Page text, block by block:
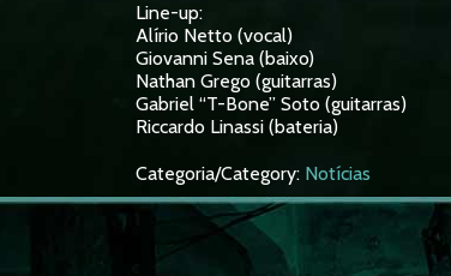
Line-up:
Alírio Netto (vocal)
Giovanni Sena (baixo)
Nathan Grego (guitarras)
Gabriel “T-Bone” Soto (guitarras)
Riccardo Linassi (bateria)
Categoria/Category: Notícias